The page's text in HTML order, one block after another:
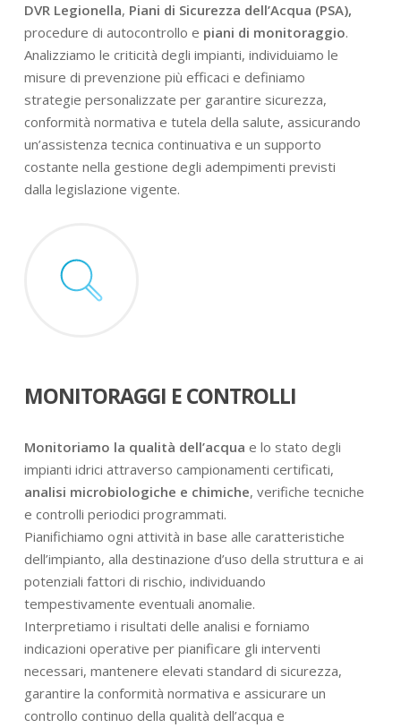
DVR Legionella, Piani di Sicurezza dell’Acqua (PSA),
procedure di autocontrollo e piani di monitoraggio.
Analizziamo le criticità degli impianti, individuiamo le
misure di prevenzione più efficaci e definiamo
strategie personalizzate per garantire sicurezza,
conformità normativa e tutela della salute, assicurando
un’assistenza tecnica continuativa e un supporto
costante nella gestione degli adempimenti previsti
dalla legislazione vigente.
MONITORAGGI E CONTROLLI
Monitoriamo la qualità dell’acqua e lo stato degli
impianti idrici attraverso campionamenti certificati,
analisi microbiologiche e chimiche, verifiche tecniche
e controlli periodici programmati.
Pianifichiamo ogni attività in base alle caratteristiche
dell’impianto, alla destinazione d’uso della struttura e ai
potenziali fattori di rischio, individuando
tempestivamente eventuali anomalie.
Interpretiamo i risultati delle analisi e forniamo
indicazioni operative per pianificare gli interventi
necessari, mantenere elevati standard di sicurezza,
garantire la conformità normativa e assicurare un
controllo continuo della qualità dell’acqua e